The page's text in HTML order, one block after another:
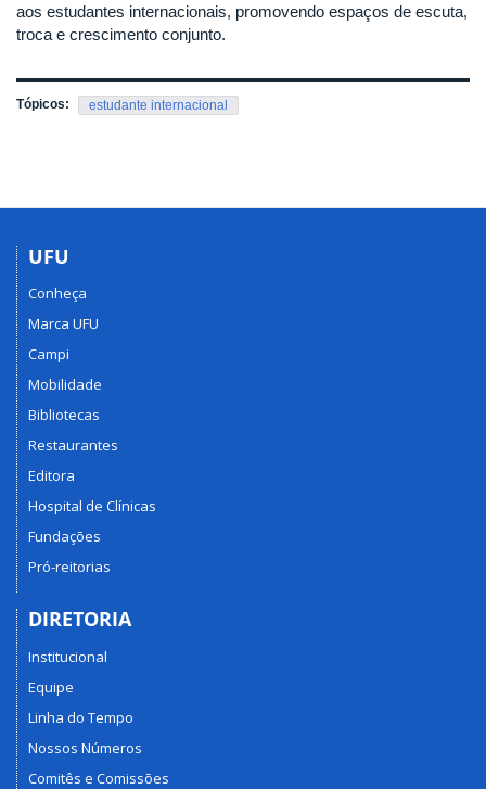
aos estudantes internacionais, promovendo espaços de escuta,
troca e crescimento conjunto.
Tópicos: estudante internacional
UFU
Conheça
Marca UFU
Campi
Mobilidade
Bibliotecas
Restaurantes
Editora
Hospital de Clínicas
Fundações
Pró-reitorias
DIRETORIA
Institucional
Equipe
Linha do Tempo
Nossos Números
Comitês e Comissões